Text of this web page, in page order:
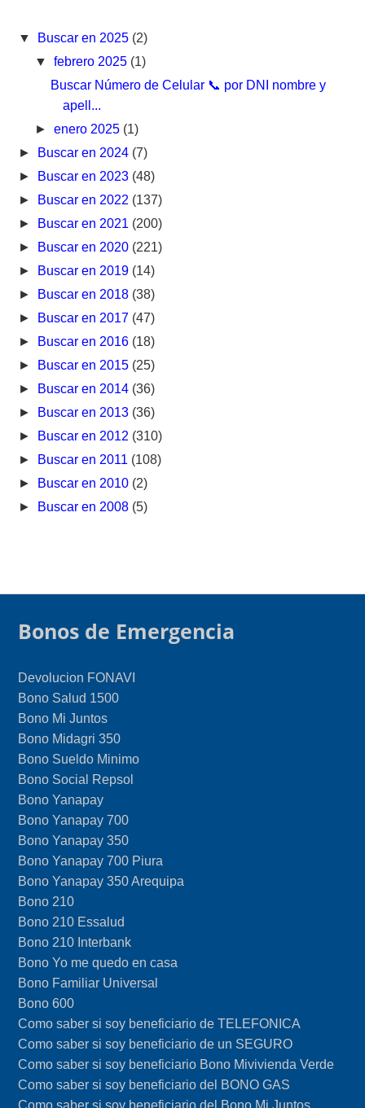
▼ Buscar en 2025 (2)
▼ febrero 2025 (1)
Buscar Número de Celular 📞 por DNI nombre y
apell...
► enero 2025 (1)
► Buscar en 2024 (7)
► Buscar en 2023 (48)
► Buscar en 2022 (137)
► Buscar en 2021 (200)
► Buscar en 2020 (221)
► Buscar en 2019 (14)
► Buscar en 2018 (38)
► Buscar en 2017 (47)
► Buscar en 2016 (18)
► Buscar en 2015 (25)
► Buscar en 2014 (36)
► Buscar en 2013 (36)
► Buscar en 2012 (310)
► Buscar en 2011 (108)
► Buscar en 2010 (2)
► Buscar en 2008 (5)
Bonos de Emergencia
Devolucion FONAVI
Bono Salud 1500
Bono Mi Juntos
Bono Midagri 350
Bono Sueldo Minimo
Bono Social Repsol
Bono Yanapay
Bono Yanapay 700
Bono Yanapay 350
Bono Yanapay 700 Piura
Bono Yanapay 350 Arequipa
Bono 210
Bono 210 Essalud
Bono 210 Interbank
Bono Yo me quedo en casa
Bono Familiar Universal
Bono 600
Como saber si soy beneficiario de TELEFONICA
Como saber si soy beneficiario de un SEGURO
Como saber si soy beneficiario Bono Mivivienda Verde
Como saber si soy beneficiario del BONO GAS
Como saber si soy beneficiario del Bono Mi Juntos